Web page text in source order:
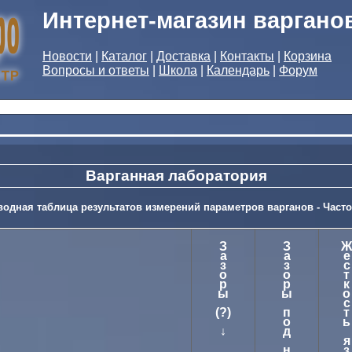
Интернет-магазин
Новости Каталог Доставка Контакты
Корзина
Вопросы и ответы
Школа Календарь Форум
Варганная лаборатория
таблица результатов измерений параметров варганов -
З
а
з
о
р
ы
(?)
↓
З
а
з
о
р
ы
п
о
д
Ж
е
с
т
к
о
с
т
ь
я